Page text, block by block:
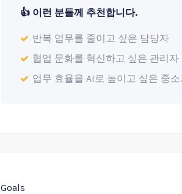
👍 이런 분들께 추천합니다.
반복 업무를 줄이고 싶은 담당자
협업 문화를 혁신하고 싶은 관리자
업무 효율을 AI로 높이고 싶은 중
Goals